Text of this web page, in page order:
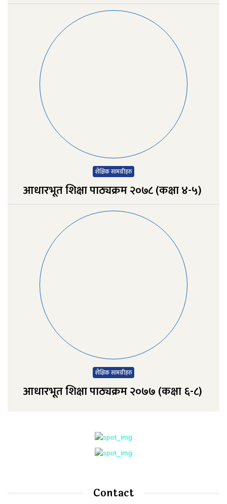
शैक्षिक सामग्रीहरु
आधारभूत शिक्षा पाठ्यक्रम २०७८ (कक्षा ४-५)
शैक्षिक सामग्रीहरु
आधारभूत शिक्षा पाठ्यक्रम २०७७ (कक्षा ६-८)
Contact